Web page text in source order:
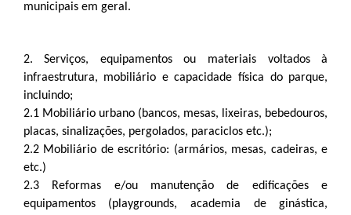
municipais em geral.
2. Serviços, equipamentos ou materiais voltados à
infraestrutura, mobiliário e capacidade física do parque,
incluindo;
2.1 Mobiliário urbano (bancos, mesas, lixeiras, bebedouros,
placas, sinalizações, pergolados, paraciclos etc.);
2.2 Mobiliário de escritório: (armários, mesas, cadeiras, e
etc.)
2.3 Reformas e/ou manutenção de edificações e
equipamentos (playgrounds, academia de ginástica,